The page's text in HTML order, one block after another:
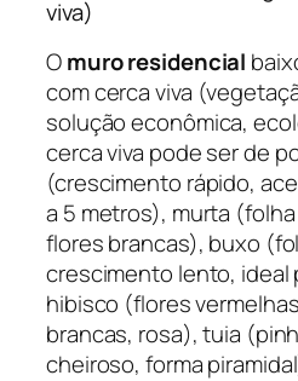
viva)
Omuro residencial
com cerca viva
solução econômica,
cerca viva pode ser de
(crescimento rápido,
a 5 metros), murta
flores brancas), buxo
crescimento lento, ideal
hibisco (flores
brancas, rosa), tuia
cheiroso, forma